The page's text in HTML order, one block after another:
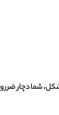
شما دچار ضرر